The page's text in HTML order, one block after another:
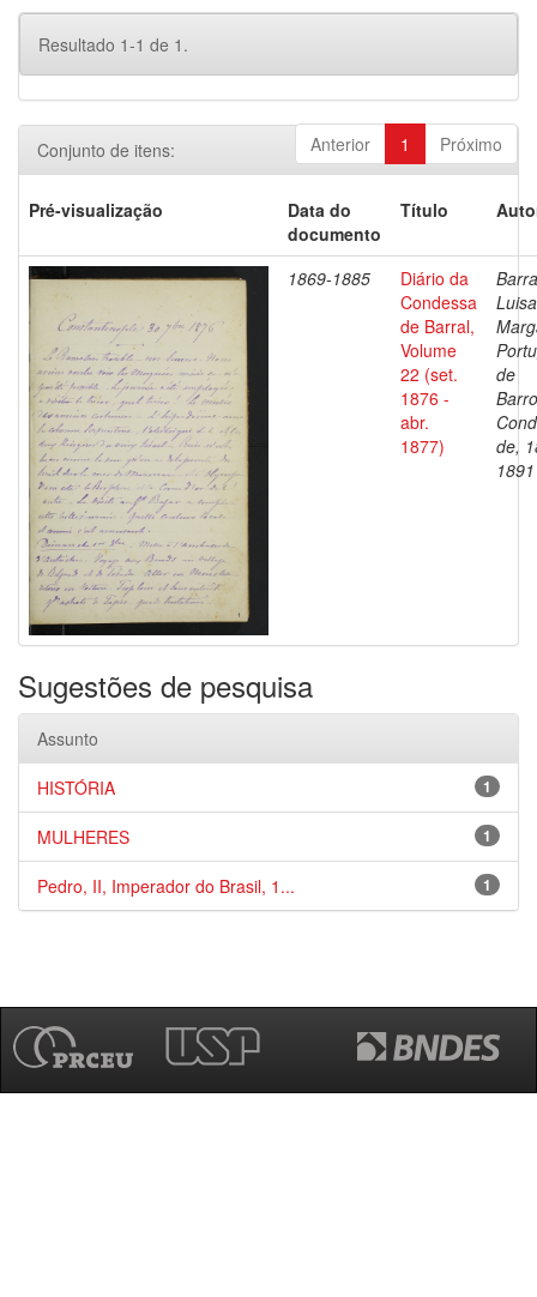
Resultado 1-1 de 1.
Anterior 1 Próximo
Conjunto de itens:
Pré-visualização
Data do
documento
Título
1869-1885
Diário da
Condessa
de Barral,
Volume
22 (set.
1876 -
abr.
1877)
Luisa
de
de,
1891
Sugestões de pesquisa
Assunto
1
HISTÓRIA
1
MULHERES
1
Pedro, II, Imperador do Brasil, 1...